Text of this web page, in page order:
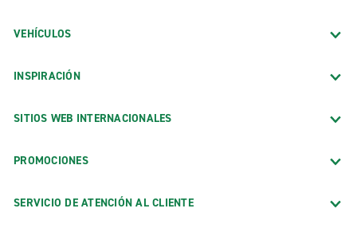
VEHÍCULOS
INSPIRACIÓN
SITIOS WEB INTERNACIONALES
PROMOCIONES
SERVICIO DE ATENCIÓN AL CLIENTE